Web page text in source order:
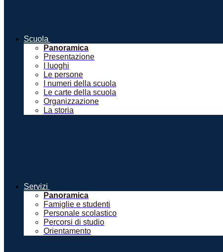
Scuola
Panoramica
Presentazione
I luoghi
Le persone
I numeri della scuola
Le carte della scuola
Organizzazione
La storia
Servizi
Panoramica
Famiglie e studenti
Personale scolastico
Percorsi di studio
Orientamento